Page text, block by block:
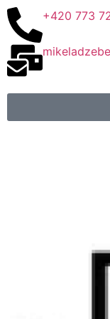
+420 773